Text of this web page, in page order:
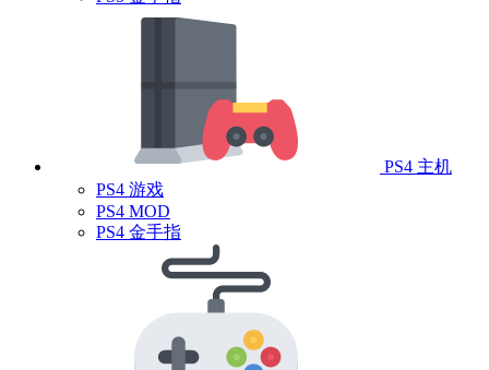
PS4 主机
PS4 游戏
PS4 MOD
PS4 金手指